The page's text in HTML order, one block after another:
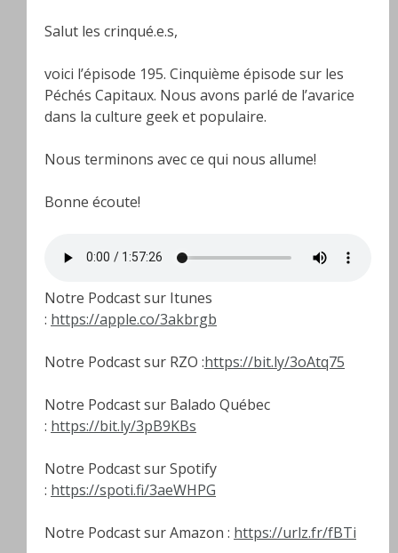
Salut les crinqué.e.s,
voici l’épisode 195. Cinquième épisode sur les
Péchés Capitaux. Nous avons parlé de l’avarice
dans la culture geek et populaire.
Nous terminons avec ce qui nous allume!
Bonne écoute!
Notre Podcast sur Itunes
: https://apple.co/3akbrgb
Notre Podcast sur RZO :https://bit.ly/3oAtq75
Notre Podcast sur Balado Québec
: https://bit.ly/3pB9KBs
Notre Podcast sur Spotify
: https://spoti.fi/3aeWHPG
Notre Podcast sur Amazon : https://urlz.fr/fBTi